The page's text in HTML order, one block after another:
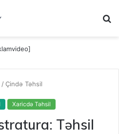
/ Çində Təhsil
Xaricdə Təhsil
Təhsil